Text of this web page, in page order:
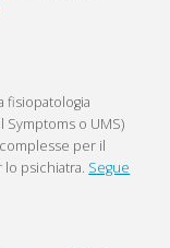
fisiopatologia
Symptoms o UMS)
per il
psichiatra. Segue